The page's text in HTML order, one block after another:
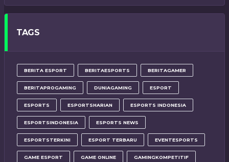
TAGS
BERITA ESPORT BERITAESPORTS BERITAGAMER
BERITAPROGAMING DUNIAGAMING ESPORT
ESPORTS ESPORTSHARIAN ESPORTS INDONESIA
ESPORTSINDONESIA ESPORTS NEWS
ESPORTSTERKINI ESPORT TERBARU EVENTESPORTS
GAME ESPORT GAME ONLINE GAMINGKOMPETITIF